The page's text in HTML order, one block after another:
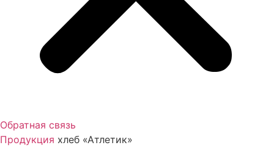
Обратная связь
Продукция хлеб «Атлетик»